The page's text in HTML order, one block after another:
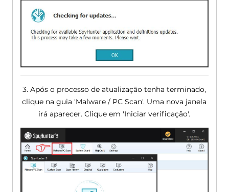
3. Após o processo de atualização tenha terminado,
clique na guia 'Malware / PC Scan'. Uma nova janela
irá aparecer. Clique em 'Iniciar verificação'.